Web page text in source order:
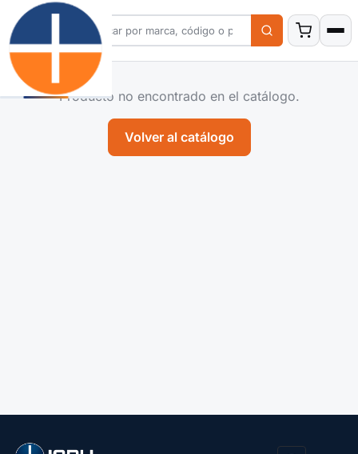
Producto no encontrado en el catálogo.
Volver al catálogo